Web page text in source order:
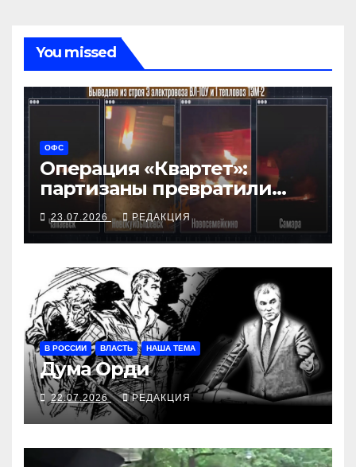
You missed
ОФС
Операция «Квартет»:
партизаны превратили
эвакуацию нефти в глухой
затор
23.07.2026 РЕДАКЦИЯ
В РОССИИ ВЛАСТЬ НАША ТЕМА
Дума Орди
22.07.2026 РЕДАКЦИЯ